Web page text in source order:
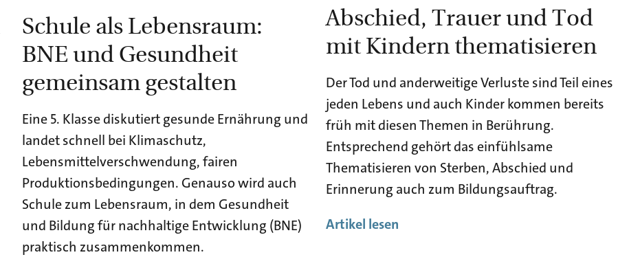
Schule als Lebensraum:
BNE und Gesundheit
gemeinsam gestalten​
Eine 5. Klasse diskutiert gesunde Ernährung und
landet schnell bei Klimaschutz,
Lebensmittelverschwendung, fairen
Produktionsbedingungen. Genauso wird auch
Schule zum Lebensraum, in dem Gesundheit
und Bildung für nachhaltige Entwicklung (BNE)
praktisch zusammenkommen.
Abschied, Trauer und Tod
mit Kindern thematisieren
Der Tod und anderweitige Verluste sind Teil eines
jeden Lebens und auch Kinder kommen bereits
früh mit diesen Themen in Berührung.
Entsprechend gehört das einfühlsame
Thematisieren von Sterben, Abschied und
Erinnerung auch zum Bildungsauftrag.
Artikel lesen